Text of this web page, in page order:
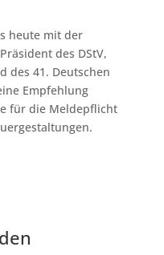
heute mit der
des DStV,
des 41. Deutschen
Empfehlung
für die Meldepflicht